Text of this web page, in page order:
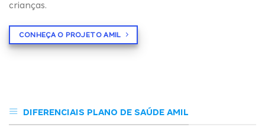
crianças.
CONHEÇA O PROJETO AMIL
DIFERENCIAIS PLANO DE SAÚDE AMIL